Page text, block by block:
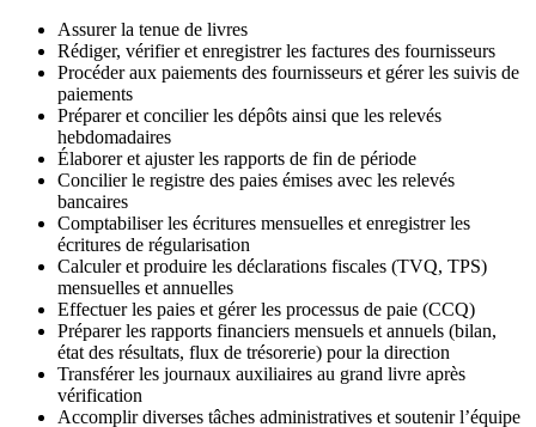
Assurer la tenue de livres
Rédiger, vérifier et enregistrer les factures des fournisseurs
Procéder aux paiements des fournisseurs et gérer les suivis de
paiements
Préparer et concilier les dépôts ainsi que les relevés
hebdomadaires
Élaborer et ajuster les rapports de fin de période
Concilier le registre des paies émises avec les relevés
bancaires
Comptabiliser les écritures mensuelles et enregistrer les
écritures de régularisation
Calculer et produire les déclarations fiscales (TVQ, TPS)
mensuelles et annuelles
Effectuer les paies et gérer les processus de paie (CCQ)
Préparer les rapports financiers mensuels et annuels (bilan,
état des résultats, flux de trésorerie) pour la direction
Transférer les journaux auxiliaires au grand livre après
vérification
Accomplir diverses tâches administratives et soutenir l’équipe